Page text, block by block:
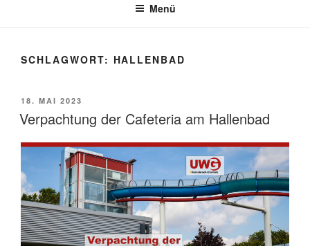
Menü
SCHLAGWORT: HALLENBAD
VERÖFFENTLICHT
AM
18. MAI 2023
Verpachtung der Cafeteria am Hallenbad